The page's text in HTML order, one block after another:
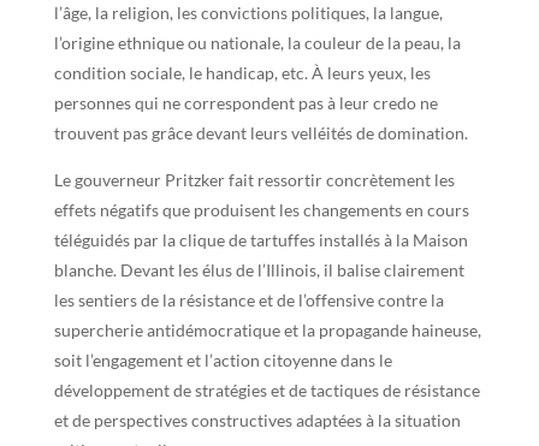
l’âge, la religion, les convictions politiques, la langue,
l’origine ethnique ou nationale, la couleur de la peau, la
condition sociale, le handicap, etc. À leurs yeux, les
personnes qui ne correspondent pas à leur credo ne
trouvent pas grâce devant leurs velléités de domination.
Le gouverneur Pritzker fait ressortir concrètement les
effets négatifs que produisent les changements en cours
téléguidés par la clique de tartuffes installés à la Maison
blanche. Devant les élus de l’Illinois, il balise clairement
les sentiers de la résistance et de l’offensive contre la
supercherie antidémocratique et la propagande haineuse,
soit l’engagement et l’action citoyenne dans le
développement de stratégies et de tactiques de résistance
et de perspectives constructives adaptées à la situation